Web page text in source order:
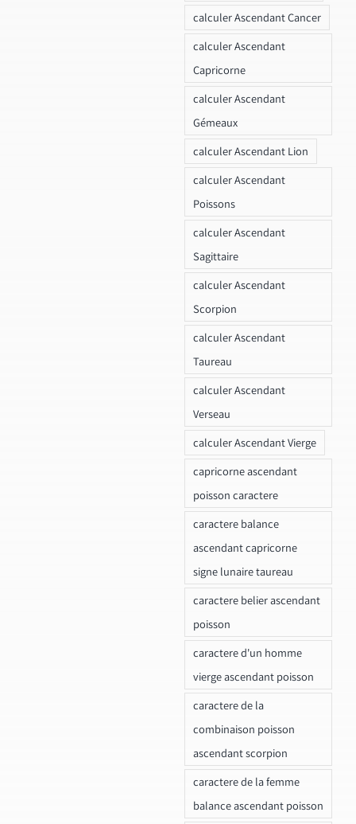
calculer Ascendant Cancer
calculer Ascendant
Capricorne
calculer Ascendant
Gémeaux
calculer Ascendant Lion
calculer Ascendant
Poissons
calculer Ascendant
Sagittaire
calculer Ascendant
Scorpion
calculer Ascendant
Taureau
calculer Ascendant
Verseau
calculer Ascendant Vierge
capricorne ascendant
poisson caractere
caractere balance
ascendant capricorne
signe lunaire taureau
caractere belier ascendant
poisson
caractere d'un homme
vierge ascendant poisson
caractere de la
combinaison poisson
ascendant scorpion
caractere de la femme
balance ascendant poisson